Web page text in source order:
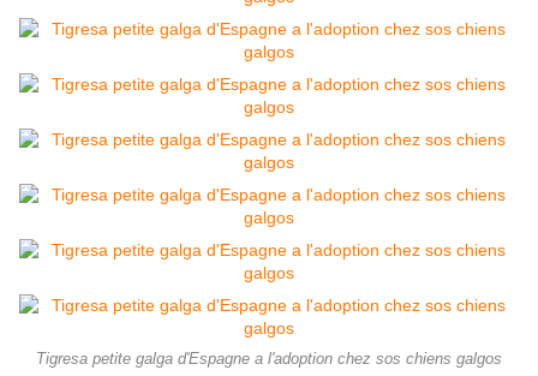
Tigresa petite galga d'Espagne a l'adoption chez sos chiens galgos